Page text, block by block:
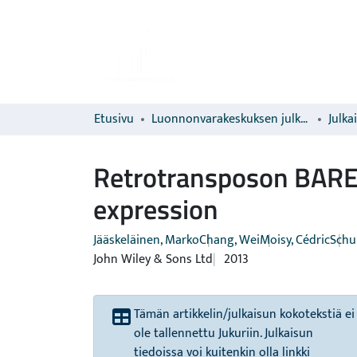
Etusivu Luonnonvarakeskuksen julkaisut
Retrotransposon
expression
Jääskeläinen, MarkoChang, WeiMoisy, Cédric
John Wiley & Sons Ltd 2013
Tämän artikkelin/julkaisun kokotekstiä ei
ole tallennettu Jukuriin. Julkaisun
tiedoissa voi kuitenkin olla linkki